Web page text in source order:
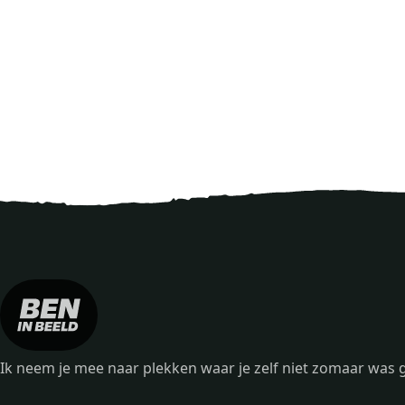
Ik neem je mee naar plekken waar je zelf niet zomaar was